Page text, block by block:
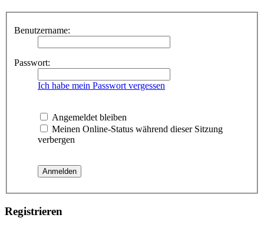
Benutzername:
Passwort:
Ich habe mein Passwort vergessen
Angemeldet bleiben
Meinen Online-Status während dieser Sitzung
verbergen
Registrieren